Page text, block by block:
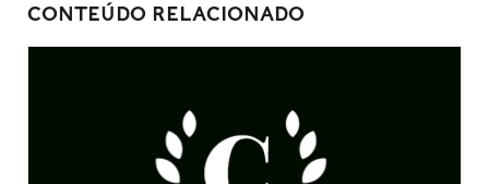
CONTEÚDO RELACIONADO